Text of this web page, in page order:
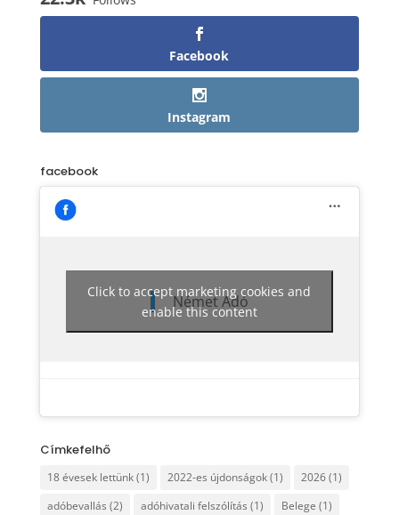
Facebook
Instagram
facebook
Német Adó
Click to accept marketing cookies and
enable this content
Címkefelhő
18 évesek lettünk(1) 2022-es újdonságok(1) 2026(1)
adóbevallás (2) adóhivatali felszólítás (1) Belege (1)